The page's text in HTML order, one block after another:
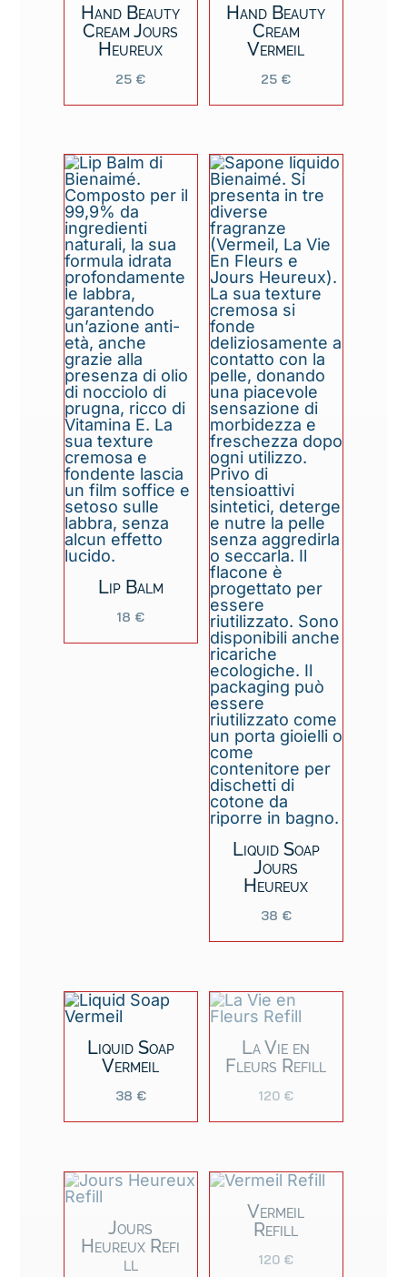
Hand Beauty
Cream Jours
Heureux
25 €
Hand Beauty
Cream
Vermeil
25 €
Lip Balm
18 €
Liquid Soap
Jours
Heureux
38 €
Liquid Soap
Vermeil
38 €
La Vie en
Fleurs Refill
120 €
Jours
Heureux Refi
ll
Vermeil
Refill
120 €